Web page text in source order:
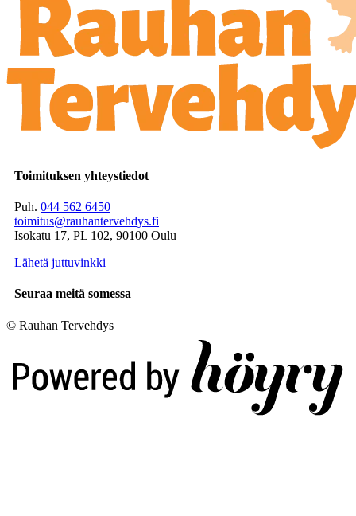
Toimituksen yhteystiedot
Puh. 044 562 6450
toimitus@rauhantervehdys.fi
Isokatu 17, PL 102, 90100 Oulu
Lähetä juttuvinkki
Seuraa meitä somessa
© Rauhan Tervehdys